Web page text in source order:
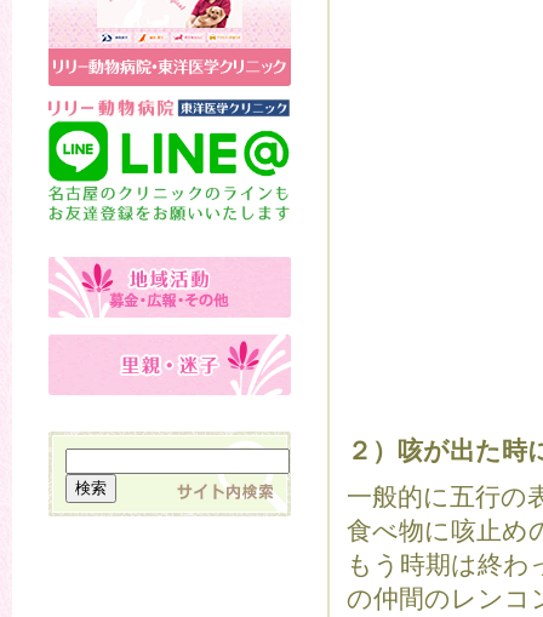
２）咳が出た時
一般的に五行の
食べ物に咳止め
もう時期は終
の仲間のレンコ